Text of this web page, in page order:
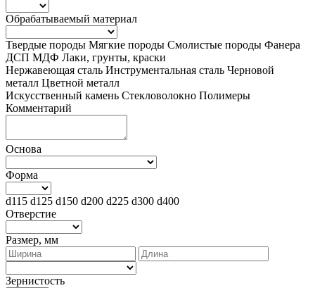
Обрабатываемый материал
Твердые породы Мягкие породы Смолистые породы Фанера
ДСП МДФ Лаки, грунты, краски
Нержавеющая сталь Инструментальная сталь Черновой
металл Цветной металл
Искусственный камень Стекловолокно Полимеры
Комментарий
Основа
Форма
d115 d125 d150 d200 d225 d300 d400
Отверстие
Размер, мм
Зернистость